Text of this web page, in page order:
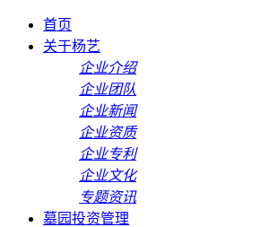
首页
关于杨艺
企业介绍
企业团队
企业新闻
企业资质
企业专利
企业文化
专题资讯
墓园投资管理